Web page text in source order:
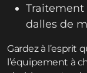
Traitement
dalles de
Gardez à l’esprit
l’équipement à